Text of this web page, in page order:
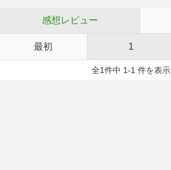
感想レビュー
最初 1
全1件中 1-1 件を表示